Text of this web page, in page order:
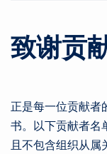
致谢贡
正是每一位贡献者
书。以下贡献者名
且不包含组织从属